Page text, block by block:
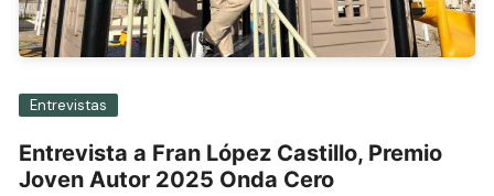
Entrevistas
Entrevista a Fran López Castillo, Premio
Joven Autor 2025 Onda Cero